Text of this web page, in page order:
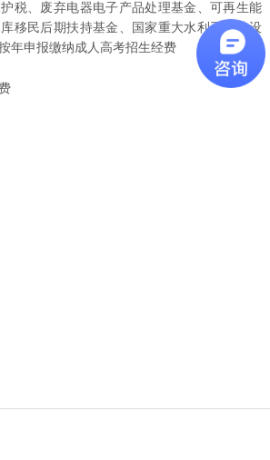
税、废弃电器电子产品处理基金、可再生能
移民后期扶持基金、国家重大水利工程建设
年申报缴纳成人高考招生经费